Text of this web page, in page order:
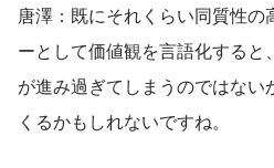
唐澤：既にそれくらい同質性の
ーとして価値観を言語化する
が進み過ぎてしまうのではない
くるかもしれないですね。